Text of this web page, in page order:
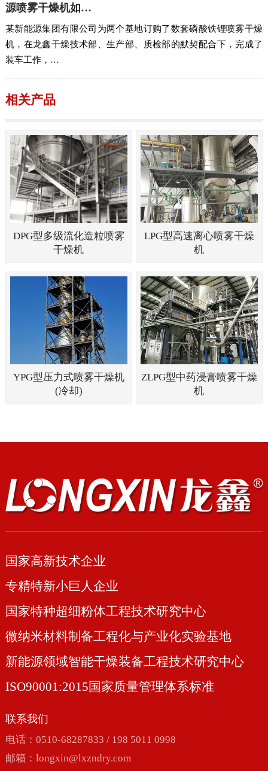
源喷雾干燥机如…
某新能源集团有限公司为两个基地订购了数套磷酸铁锂喷雾干燥
机，在龙鑫干燥技术部、生产部、质检部的默契配合下，完成了
装车工作，…
相关产品
DPG型多级流化造粒喷雾
干燥机
LPG型高速离心喷雾干燥
机
YPG型压力式喷雾干燥机
(冷却)
ZLPG型中药浸膏喷雾干燥
机
国家高新技术企业
专精特新小巨人企业
国家特种超细粉体工程技术研究中心
微纳米材料制备工程化与产业化实验基地
新能源领域智能干燥装备工程技术研究中心
ISO90001:2015国家质量管理体系标准
联系我们
电话：0510-68287833 / 198 5011 0998
邮箱： longxin@lxzndry.com